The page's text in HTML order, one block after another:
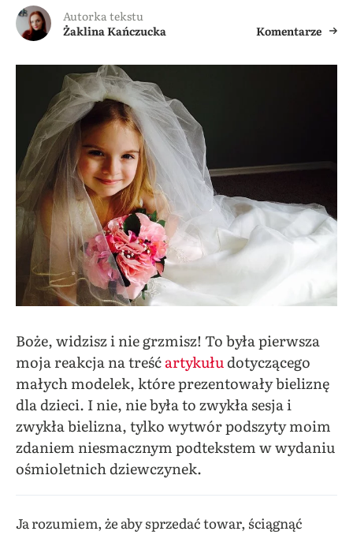
Autorka tekstu
Żaklina Kańczucka
Komentarze
Boże, widzisz i nie grzmisz! To była pierwsza
moja reakcja na treśćartykułudotyczącego
małych modelek, które prezentowały bieliznę
dla dzieci. I nie, nie była to zwykła sesja i
zwykła bielizna, tylko wytwór podszyty moim
zdaniem niesmacznym podtekstem w wydaniu
ośmioletnich dziewczynek.
Ja rozumiem, że aby sprzedać towar, ściągnąć